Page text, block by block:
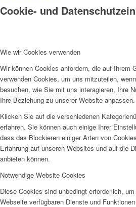
Cookie- und
Wie wir Cookies verwenden
Wir können Cookies anfordern, die auf Ihrem
verwenden Cookies, um uns mitzuteilen,
besuchen, wie Sie mit uns interagieren, Ihre
Ihre Beziehung zu unserer Website anpassen.
Klicken Sie auf die verschiedenen
erfahren. Sie können auch einige Ihrer
dass das Blockieren einiger Arten von
Erfahrung auf unseren Websites und auf die
anbieten können.
Notwendige Website Cookies
Diese Cookies sind unbedingt erforderlich,
Webseite verfügbaren Dienste und